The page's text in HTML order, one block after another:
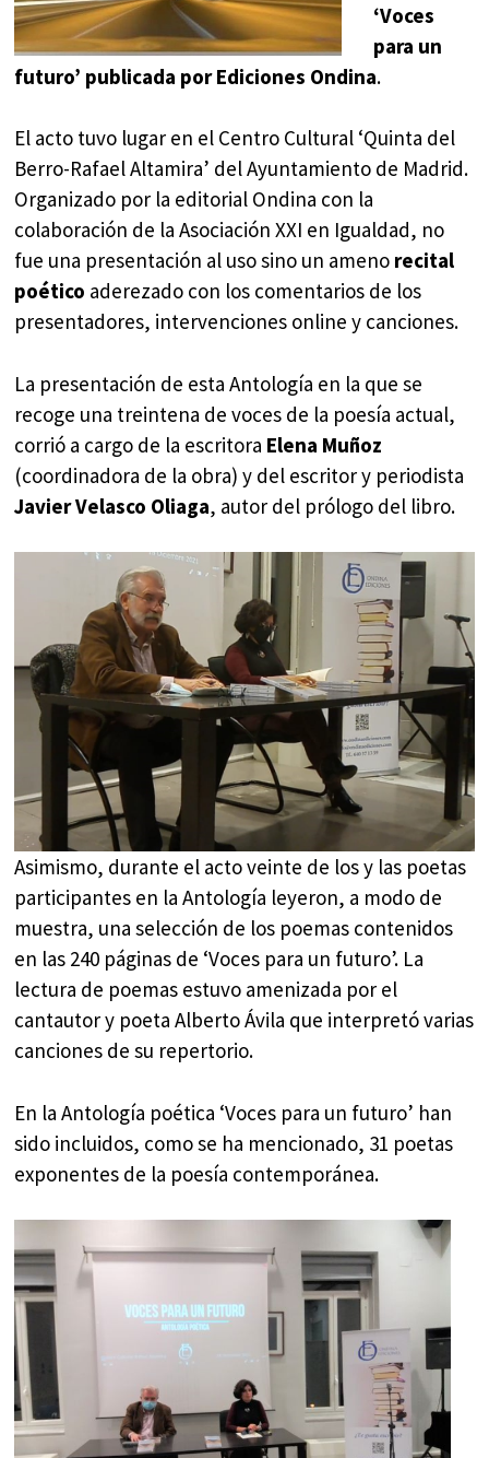
‘Voces
para un
futuro’ publicada por Ediciones Ondina.
El acto tuvo lugar en el Centro Cultural ‘Quinta del
Berro-Rafael Altamira’ del Ayuntamiento de Madrid.
Organizado por la editorial Ondina con la
colaboración de la Asociación XXI en Igualdad, no
fue una presentación al uso sino un ameno recital
poético aderezado con los comentarios de los
presentadores, intervenciones online y canciones.
La presentación de esta Antología en la que se
recoge una treintena de voces de la poesía actual,
corrió a cargo de la escritora Elena Muñoz
(coordinadora de la obra) y del escritor y periodista
Javier Velasco Oliaga, autor del prólogo del libro.
Asimismo, durante el acto veinte de los y las poetas
participantes en la Antología leyeron, a modo de
muestra, una selección de los poemas contenidos
en las 240 páginas de ‘Voces para un futuro’. La
lectura de poemas estuvo amenizada por el
cantautor y poeta Alberto Ávila que interpretó varias
canciones de su repertorio.
En la Antología poética ‘Voces para un futuro’ han
sido incluidos, como se ha mencionado, 31 poetas
exponentes de la poesía contemporánea.